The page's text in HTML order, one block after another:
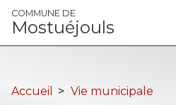
Panneau de gestion des cookies
COMMUNE DE
Mostuéjouls
Accueil > Vie municipale